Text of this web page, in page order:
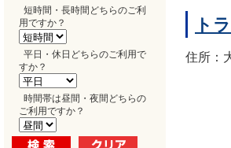
短時間・長時間どちらのご利
用ですか？
平日・休日どちらのご利用で
すか？
時間帯は昼間・夜間どちらの
ご利用ですか？
ト
住所：